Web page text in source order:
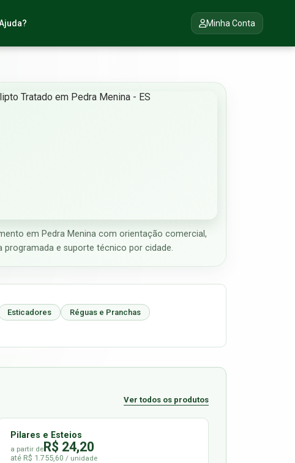
Minha Conta
em Pedra Menina com orientação comercial,
programada e suporte técnico por cidade.
Esticadores
Réguas e Pranchas
Ver todos os produtos
Pilares e Esteios
a partir deR$ 24,20
até R$ 1.755,60/ unidade